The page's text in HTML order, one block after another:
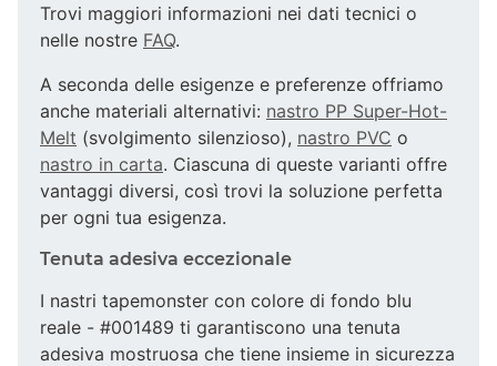
Trovi maggiori informazioni nei dati tecnici o
nelle nostre FAQ.
A seconda delle esigenze e preferenze offriamo
anche materiali alternativi: nastro PP Super-Hot-
Melt (svolgimento silenzioso), nastro PVC o
nastro in carta. Ciascuna di queste varianti offre
vantaggi diversi, così trovi la soluzione perfetta
per ogni tua esigenza.
Tenuta adesiva eccezionale
I nastri tapemonster con colore di fondo blu
reale - #001489 ti garantiscono una tenuta
adesiva mostruosa che tiene insieme in sicurezza